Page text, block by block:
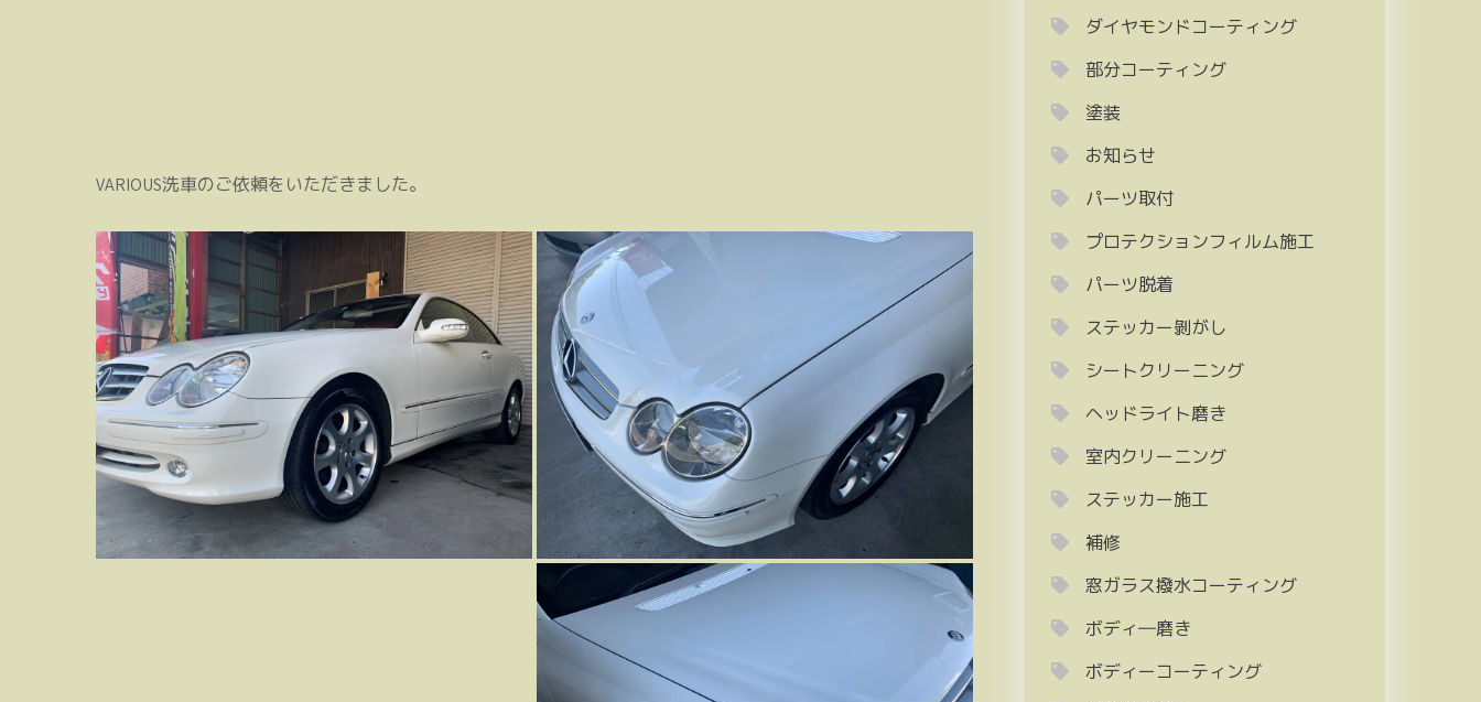
VARIOUS洗車のご依頼をいただきました。
ダイヤモンドコーティング
部分コーティング
塗装
お知らせ
パーツ取付
プロテクションフィルム施工
パーツ脱着
ステッカー剝がし
シートクリーニング
ヘッドライト磨き
室内クリーニング
ステッカー施工
補修
窓ガラス撥水コーティング
ボディ―磨き
ボディーコーティング